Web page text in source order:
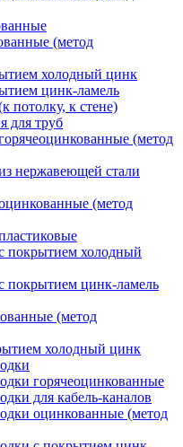
(метод
холодный цинк
цинк-ламель
потолку, к стене)
для труб
(метод
нержавеющей стали
(метод
покрытием холодный
покрытием цинк-ламель
(метод
холодный цинк
горячеоцинкованные
для кабель-каналов
оцинкованные (метод